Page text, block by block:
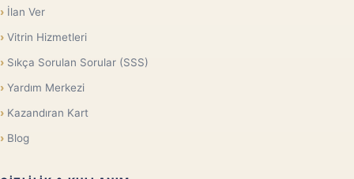
İlan Ver
Vitrin Hizmetleri
Sıkça Sorulan Sorular (SSS)
Yardım Merkezi
Kazandıran Kart
Blog